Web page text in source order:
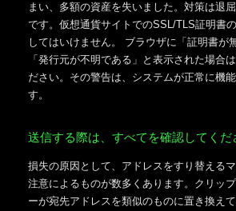
まい、多額の資産を失いました。対策は退
です。仮想通貨サイトでのSSL/TLS証明書
してはいけません。 ブラウザに「証明書が
「発行元が不明である」と表示された場合
ださい。その警告は、システムが正常に機
す。
送信する際は、すべてを確認してくだ
損失の原因として、アドレスをすり替える
注意によるものが数多くあります。クリッ
ーが宛先アドレスを類似のものに置き換え